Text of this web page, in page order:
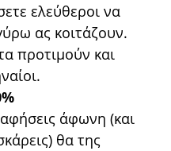
ελεύθεροι να
ας κοιτάζουν.
προτιμούν και
άφωνη (και
θα της